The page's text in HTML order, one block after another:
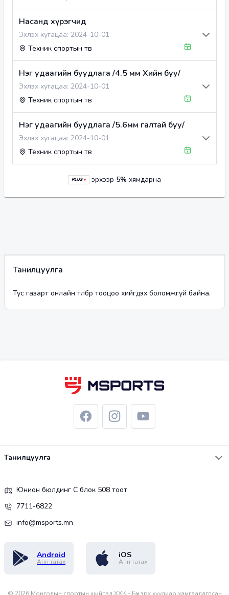
Танилцуулга
Тус газарт онлайн төлбөр тооцоо хийгдэх боломжгүй байна.
Насанд хүрэгчид
Эхлэх хугацаа: 2024-10-01
Техник спортын төв
Нэг удаагийн буудлага /4.5 мм Хийн буу/
Эхлэх хугацаа: 2024-10-01
Техник спортын төв
Нэг удаагийн буудлага /5.6мм галтай буу/
Эхлэх хугацаа: 2024-10-01
Техник спортын төв
PLUS + эрхээр 5% хямдарна
Танилцуулга
Юнион бюлдинг С блок 508 тоот
7711-6822
info@msports.mn
Android
Апп татах
iOS
Апп татах